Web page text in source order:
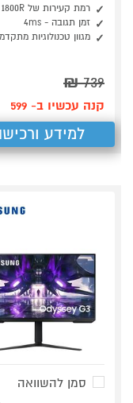
רמת קעירות של 1800R
זמן תגובה - 4ms
מגוון טכנולוגיות
739
₪
קנה עכשיו ב- 599
למידע
סמן להשוואה